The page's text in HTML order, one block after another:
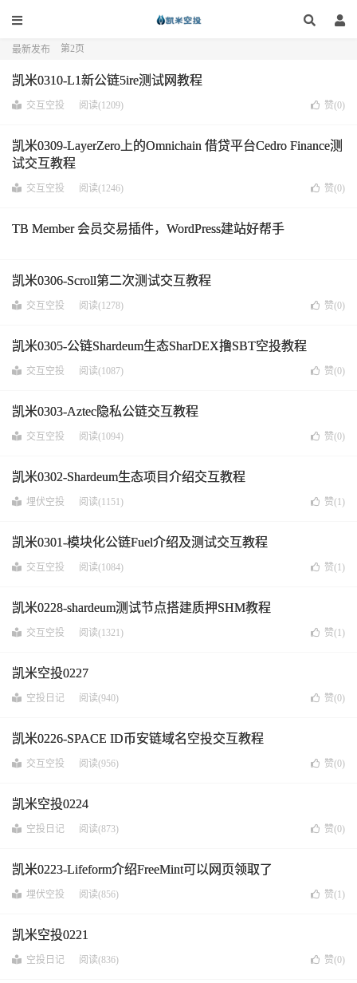
最新发布 第2页
凯米0310-L1新公链5ire测试网教程
交互空投 阅读(1209) 赞(0)
凯米0309-LayerZero上的Omnichain 借贷平台Cedro Finance测
试交互教程
交互空投 阅读(1246) 赞(0)
TB Member 会员交易插件，WordPress建站好帮手
凯米0306-Scroll第二次测试交互教程
交互空投 阅读(1278) 赞(0)
凯米0305-公链Shardeum生态SharDEX撸SBT空投教程
交互空投 阅读(1087) 赞(0)
凯米0303-Aztec隐私公链交互教程
交互空投 阅读(1094) 赞(0)
凯米0302-Shardeum生态项目介绍交互教程
埋伏空投 阅读(1151) 赞(1)
凯米0301-模块化公链Fuel介绍及测试交互教程
交互空投 阅读(1084) 赞(1)
凯米0228-shardeum测试节点搭建质押SHM教程
交互空投 阅读(1321) 赞(1)
凯米空投0227
空投日记 阅读(940) 赞(0)
凯米0226-SPACE ID币安链域名空投交互教程
交互空投 阅读(956) 赞(0)
凯米空投0224
空投日记 阅读(873) 赞(0)
凯米0223-Lifeform介绍FreeMint可以网页领取了
埋伏空投 阅读(856) 赞(1)
凯米空投0221
空投日记 阅读(836) 赞(0)